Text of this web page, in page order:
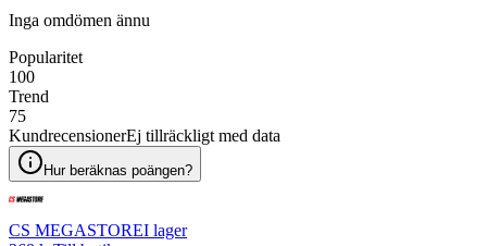
Inga omdömen ännu
Popularitet
100
Trend
75
KundrecensionerEj tillräckligt med data
Hur beräknas poängen?
CS MEGASTOREI lager